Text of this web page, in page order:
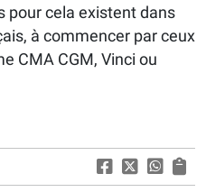
pour cela existent dans
à commencer par ceux
CMA CGM, Vinci ou